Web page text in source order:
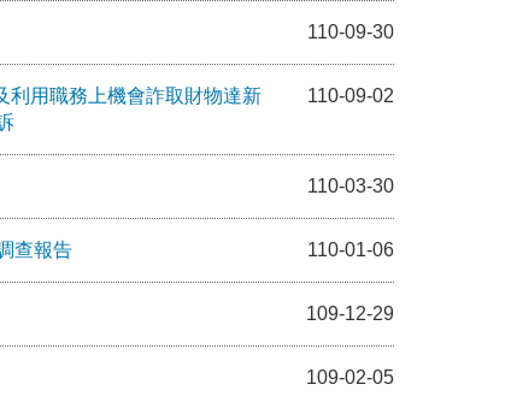
110-09-30
利用職務上機會詐取財物達新
110-09-02
110-03-30
查報告 110-01-06
109-12-29
109-02-05